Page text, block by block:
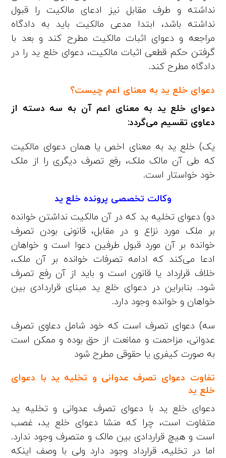
نداشته و طرف مقابل نیز ادعای مالکیت را قبول
نداشته باشد، ابتدا مدعی مالکیت باید به دادگاه
مراجعه و دعوای اثبات مالکیت مطرح کند و بعد با
گرفتن حکم قطعی اثبات مالکیت، دعوای خلع ید را در
دادگاه مطرح کند.
دعوای خلع ید به معنای اعم چیست؟
دعوای خلع ید به معنای اعم آن به سه دسته از
دعاوی تقسیم می‌گردد:
یک) خلع ید به معنای اخص یا‌‌ همان دعوای مالکیت
که طی آن مالک ملک، رفع تصرف دیگری را از ملک
خود خواستار است.
وکالت تخصصی پرونده خلع ید
دو) دعوای تخلیه ید که در آن مالکیت نداشتن خوانده
بر ملک مورد نزاع و در مقابل، قانونی بودن تصرف
خوانده بر آن مورد قبول طرفین دعوا است و خواهان
ادعا می‌کند که ادامه تصرفات خوانده بر آن ملک،
خلاف قرارداد یا قانون است و باید از آن رفع تصرف
شود. بنابراین در دعوای خلع ید مبنای قراردادی بین
خواهان و خوانده وجود دارد.
سه) دعوای تصرف است که خود شامل دعاوی تصرف
عدوانی، مزاحمت و ممانعت از حق بوده و ممکن است
به صورت کیفری یا حقوقی مطرح شود
تفاوت دعوای تصرف عدوانی و تخلیه ید با دعوای
خلع ید
دعوای خلع ید با دعوای تصرف عدوانی و تخلیه ید
متفاوت است، چرا که منشا دعوای خلع ید، غصب
است و هیچ قراردادی بین مالک و متصرف وجود ندارد.
اما در تخلیه، قرارداد وجود دارد ولی با وصف اینکه